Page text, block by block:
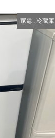
家電, 冷蔵庫